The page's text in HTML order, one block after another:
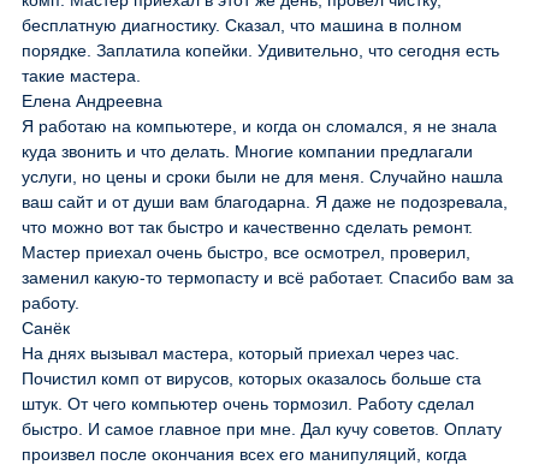
бесплатную диагностику. Сказал, что машина в полном
порядке. Заплатила копейки. Удивительно, что сегодня есть
такие мастера.
Елена Андреевна
Я работаю на компьютере, и когда он сломался, я не знала
куда звонить и что делать. Многие компании предлагали
услуги, но цены и сроки были не для меня. Случайно нашла
ваш сайт и от души вам благодарна. Я даже не подозревала,
что можно вот так быстро и качественно сделать ремонт.
Мастер приехал очень быстро, все осмотрел, проверил,
заменил какую-то термопасту и всё работает. Спасибо вам за
работу.
Санёк
На днях вызывал мастера, который приехал через час.
Почистил комп от вирусов, которых оказалось больше ста
штук. От чего компьютер очень тормозил. Работу сделал
быстро. И самое главное при мне. Дал кучу советов. Оплату
произвел после окончания всех его манипуляций, когда